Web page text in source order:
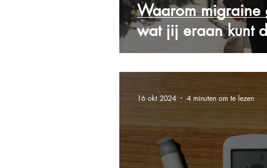
Waarom migraine
wat jij eraan kunt
16 okt 2024 4 minuten om te lezen